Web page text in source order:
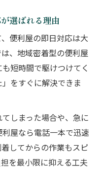
選ばれる理由
便利屋の即日対応は大
、地域密着型の便利屋
短時間で駆けつけてく
をすぐに解決できま
しまった場合や、急に
屋なら電話一本で迅速
してからの作業もスピ
を最小限に抑える工夫